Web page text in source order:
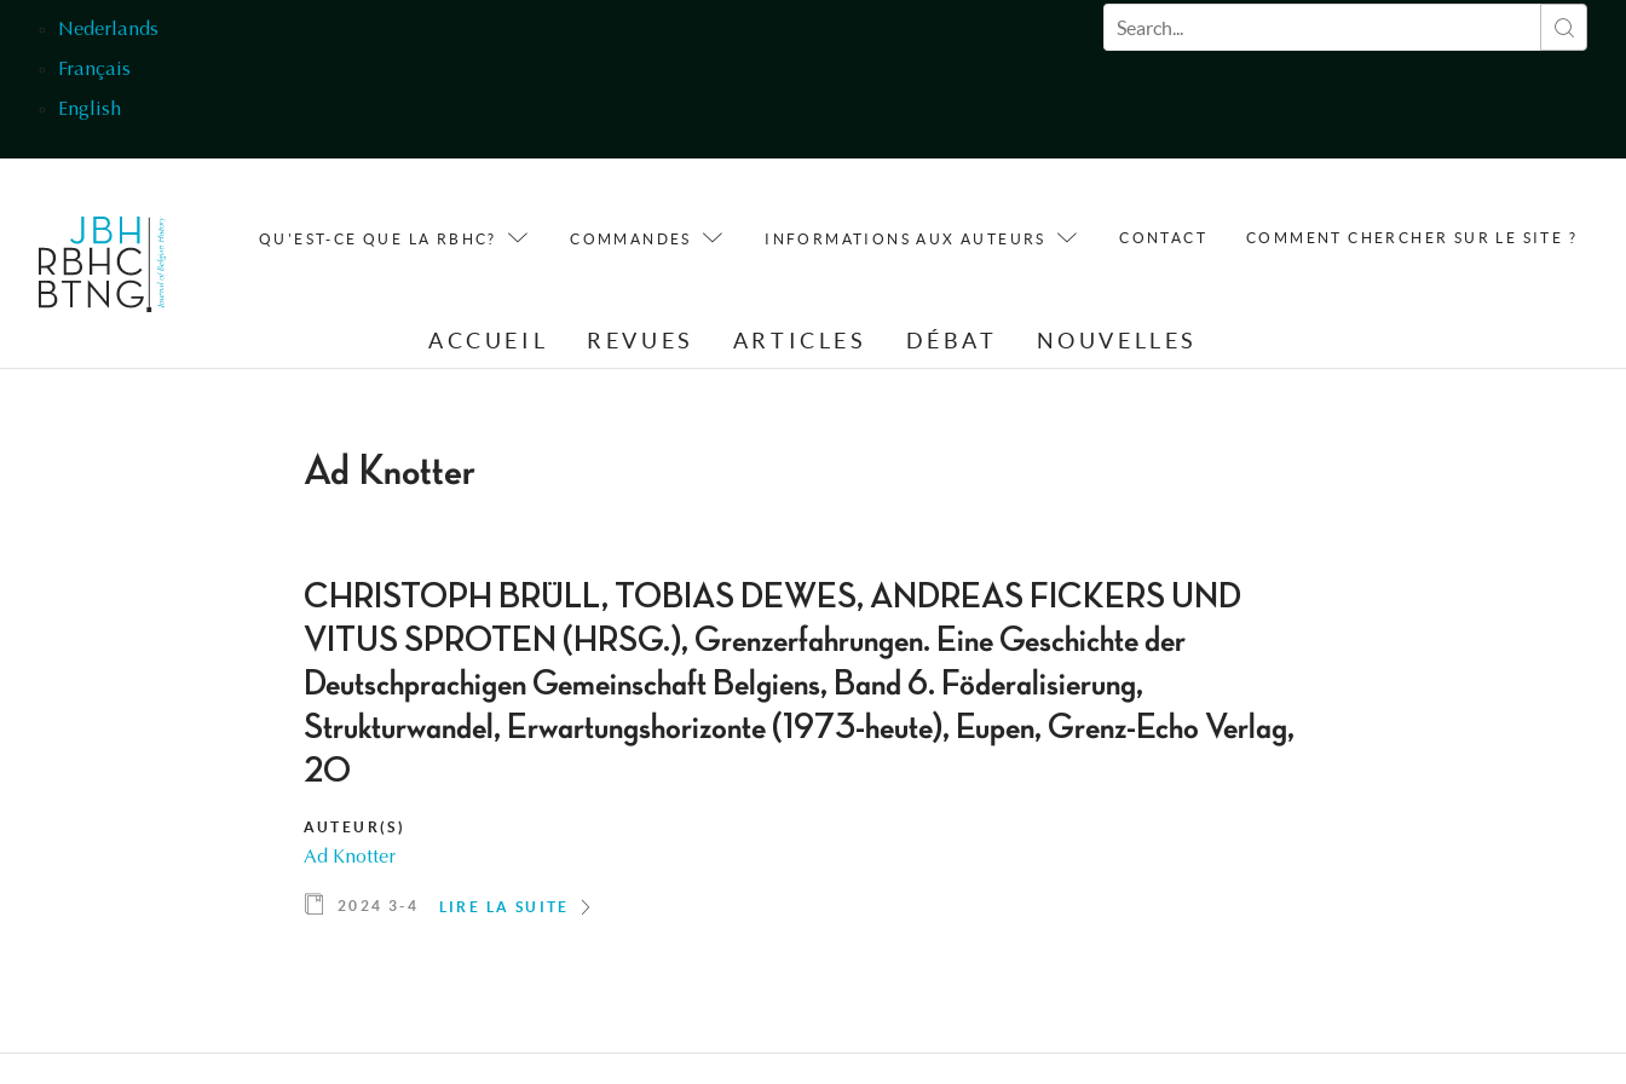
Nederlands
Français
English
Formulaire de recherche
QU'EST-CE QUE LA RBHC? COMMANDES INFORMATIONS AUX AUTEURS CONTACT COMMENT CHERCHER SUR LE SITE ?
ACCUEIL REVUES ARTICLES DÉBAT NOUVELLES
Ad Knotter
CHRISTOPH BRÜLL, TOBIAS DEWES, ANDREAS FICKERS UND
VITUS SPROTEN (HRSG.), Grenzerfahrungen. Eine Geschichte der
Deutschprachigen Gemeinschaft Belgiens, Band 6. Föderalisierung,
Strukturwandel, Erwartungshorizonte (1973-heute), Eupen, Grenz-Echo Verlag,
20
AUTEUR(S)
Ad Knotter
2024 3-4 LIRE LA SUITE